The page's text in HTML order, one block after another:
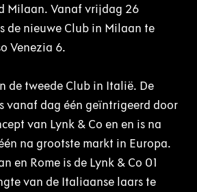
Milaan. Vanaf vrijdag 26
de nieuwe Club in Milaan te
Venezia 6.
de tweede Club in Italië. De
vanaf dag één geïntrigeerd door
van Lynk & Co en en is na
na grootste markt in Europa.
en Rome is de Lynk & Co 01
van de Italiaanse laars te